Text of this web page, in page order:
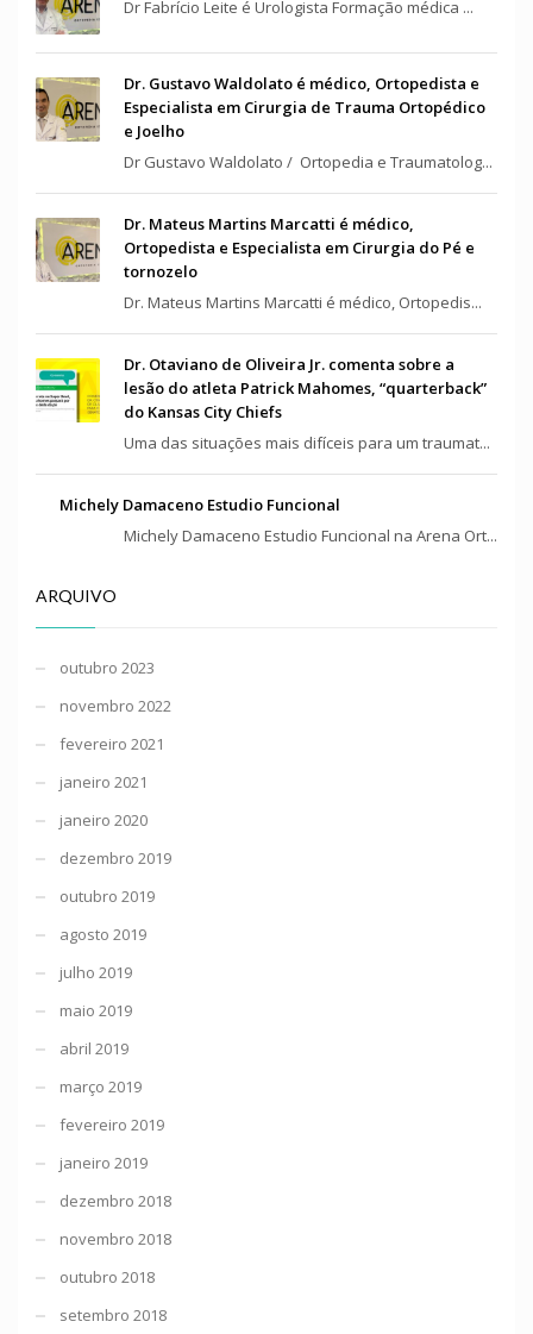
Dr Fabrício Leite é Urologista Formação médica ...
Dr. Gustavo Waldolato é médico, Ortopedista e
Especialista em Cirurgia de Trauma Ortopédico
e Joelho
Dr Gustavo Waldolato / Ortopedia e Traumatolog...
Dr. Mateus Martins Marcatti é médico,
Ortopedista e Especialista em Cirurgia do Pé e
tornozelo
Dr. Mateus Martins Marcatti é médico, Ortopedis...
Dr. Otaviano de Oliveira Jr. comenta sobre a
lesão do atleta Patrick Mahomes, “quarterback”
do Kansas City Chiefs
Uma das situações mais difíceis para um traumat...
Michely Damaceno Estudio Funcional
Michely Damaceno Estudio Funcional na Arena Ort...
ARQUIVO
outubro 2023
novembro 2022
fevereiro 2021
janeiro 2021
janeiro 2020
dezembro 2019
outubro 2019
agosto 2019
julho 2019
maio 2019
abril 2019
março 2019
fevereiro 2019
janeiro 2019
dezembro 2018
novembro 2018
outubro 2018
setembro 2018